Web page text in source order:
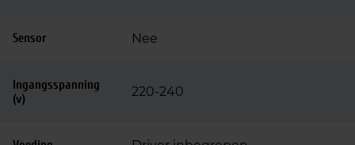
Sensor Nee
Ingangsspanning
(v)
220-240